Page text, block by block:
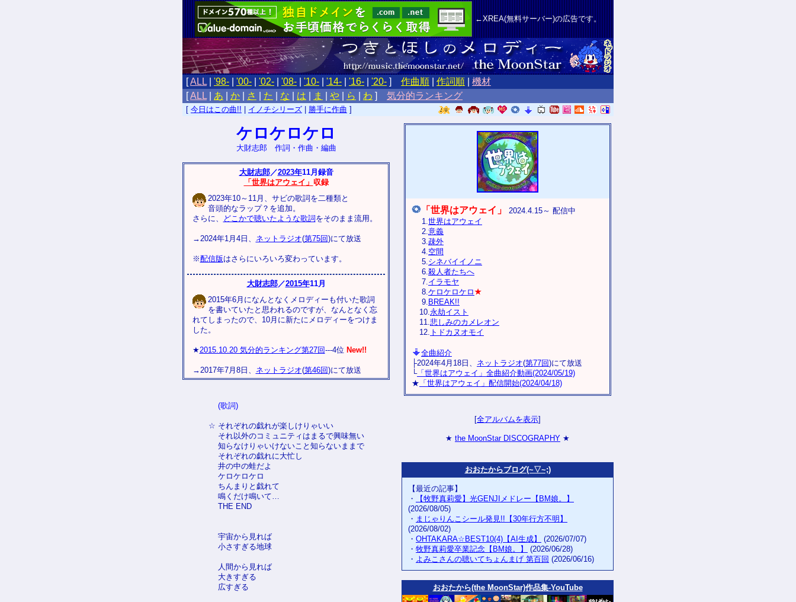
←XREA(無料サーバー)の広告です。
[ALL '98- '00- '02- '08- '10- '14- '16- '20- ] 作曲順 作詞順
機材
[ALL あ か さ た な は ま や ら わ ] 気分的ランキング
[ 今日はこの曲!! イノチシリーズ 勝手に作曲 ]
ケロケロケロ
大財志郎 作詞・作曲・編曲
大財志郎／2023年11月録音
「世界はアウェイ」 収録
2023年10～11月、サビの歌詞を二種類と
音頭的なラップ？を追加。
さらに、
どこかで聴いたような歌詞 をそのまま流用。
→2024年1月4日、 ネットラジオ(第75回)にて放送
※配信版はさらにいろいろ変わっています。
大財志郎／2015年11月
2015年6月になんとなくメロディーも付いた歌詞
を書いていたと思われるのですが、なんとなく忘
れてしまったので、10月に新たにメロディーをつけま
した。
★2015.10.20 気分的ランキング第27回---4位 New!!
→2017年7月8日、 ネットラジオ(第46回)にて放送
☆
(歌詞)
それぞれの戯れが楽しけりゃいい
それ以外のコミュニティはまるで興味無い
知らなけりゃいけないこと知らないままで
それぞれの戯れに大忙し
井の中の蛙だよ
ケロケロケロ
ちんまりと戯れて
鳴くだけ鳴いて…
THE END
宇宙から見れば
小さすぎる地球
人間から見れば
大きすぎる
広すぎる
「世界はアウェイ」
2024.4.15～ 配信中
1.世界はアウェイ
2.意義
3.疎外
4.空間
5.シネバイイノニ
6.殺人者たちへ
7.イラモヤ
8.ケロケロケロ★
9. BREAK!!
10.永劫イスト
11.悲しみのカメレオン
12. トドカヌオモイ
全曲紹介
├2024年4月18日、 ネットラジオ(第77回)にて放送
└「世界はアウェイ」全曲紹介動画(2024/05/19)
★ 「世界はアウェイ」配信開始(2024/04/18)
[全アルバムを表示]
★ the MoonStar DISCOGRAPHY ★
おおたからブログ(~▽~;)
【最近の記事】
・
【牧野真莉愛】光GENJIメドレー【BM娘。】
(2026/08/05)
・ まじゃりんこシール発見!!【30年行方不明】
(2026/08/02)
・ OHTAKARA☆BEST10(4)【AI生成】
(2026/07/07)
・ 牧野真莉愛卒業記念【BM娘。】
(2026/06/28)
・ よみこさんの聴いてちょんまげ 第百回 (2026/06/16)
おおたから(the MoonStar)作品集‐YouTube